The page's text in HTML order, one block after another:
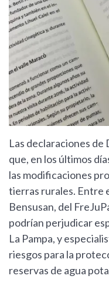
Las declaraciones de
que, en los últimos
las modificaciones
tierras rurales. Entre
Bensusan, del
podrían perjudicar
La Pampa, y
riesgos para la
reservas de agua